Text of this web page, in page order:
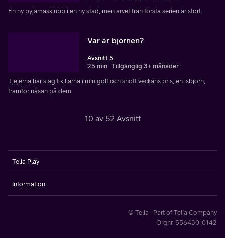
En ny pyjamasklubb i en ny stad, men arvet från första serien är stort.
Var är björnen?
Avsnitt 5
25 min Tillgänglig 3+ månader
Tjejerna har slagit killarna i minigolf och snott veckans pris, en isbjörn,
framför näsan på dem.
10 av 52 Avsnitt
Telia Play
Information
© Telia · Part of Telia Company
Orgnr. 556430-0142